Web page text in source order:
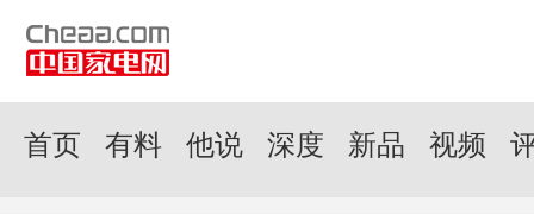
首页 有料 他说 深度 新品 视频